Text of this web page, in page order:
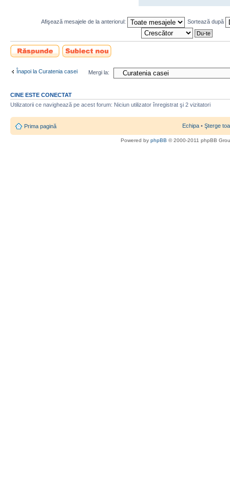
Afişează mesajele de la anteriorul: Sortează după
Scrie un răspuns
Scrie un subiect
nou
Înapoi la Curatenia casei Mergi la:
CINE ESTE CONECTAT
Utilizatorii ce navighează pe acest forum: Niciun utilizator înregistrat şi 2 vizitatori
Prima pagină Echipa • Şterge
Powered by phpBB © 2000-2011 phpBB